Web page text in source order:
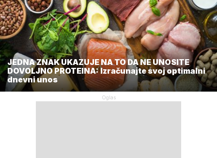
JEDNA ZNAK UKAZUJE NA TO DA NE UNOSITE
DOVOLJNO PROTEINA: Izračunajte svoj optimalni
dnevni unos